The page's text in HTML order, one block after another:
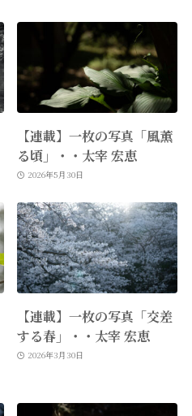
【連載】一枚の写真「風薫
る頃」・・太宰 宏恵
2026年5月30日
【連載】一枚の写真「交差
する春」・・太宰 宏恵
2026年3月30日